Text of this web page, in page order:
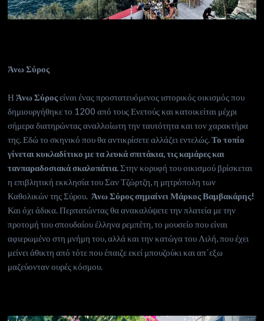
Άνω Σύρος
ΗΆνω Σύροςείναι ένας προστατευόμενος ιστορικός οικισμός που
δημιουργήθηκε το 1200 από τους Ενετούς και κατοικείται μέχρι
σήμερα διατηρώντας αναλλοίωτη την ταυτότητα και τον χαρακτήρα
της. Εδώ το σκηνικό που θα αντικρίσετε αλλάζει εντελώς.Το τοπίο
γίνεται κυκλαδίτικο με τα λευκά σπιτάκια, τις καμάρες και
τανπαραδοσιακά σκαλοπάτια.Στην κορυφή του οικισμού βρίσκεται
η επιβλητική εκκλησία του Σαν Τζώρτζη, η μητρόπολη των
Καθολικών της Σύρου.Άνω Σύρος σημαίνει Μάρκος Βαμβακάρης!
Και όχι άδικα. Περπατώντας θα ανακαλύψετε την πλατεία με την
προτομή του σπουδαίου έλληνα ρεμπέτη, το μουσείο που είναι
αφιερωμένο στη μνήμη του, αλλά και την κατώγα του Λιλή, που έχει
μείνει άθικτη από τότε που έπαιζε εκεί μπουζούκι και απ΄εξω
μαζεύονταν ουρές κόσμου.